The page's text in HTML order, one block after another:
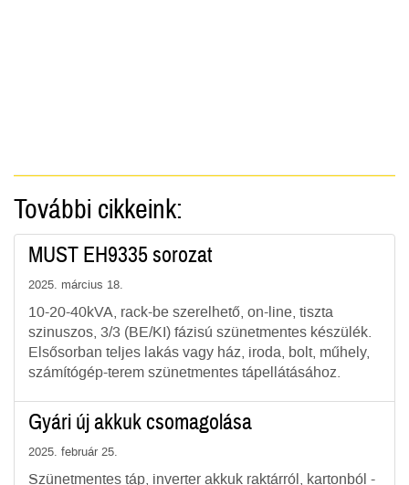
További cikkeink:
MUST EH9335 sorozat
2025. március 18.
10-20-40kVA, rack-be szerelhető, on-line, tiszta
szinuszos, 3/3 (BE/KI) fázisú szünetmentes készülék.
Elsősorban teljes lakás vagy ház, iroda, bolt, műhely,
számítógép-terem szünetmentes tápellátásához.
Gyári új akkuk csomagolása
2025. február 25.
Szünetmentes táp, inverter akkuk raktárról, kartonból -